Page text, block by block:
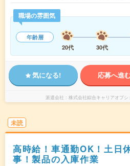
職場の雰囲気
年齢層
20代
30代
気になる! 応募へ進
派遣会社 株式会社綜合キャリアオプ
未読
高時給！車通勤OK！土日
事！製品の入庫作業